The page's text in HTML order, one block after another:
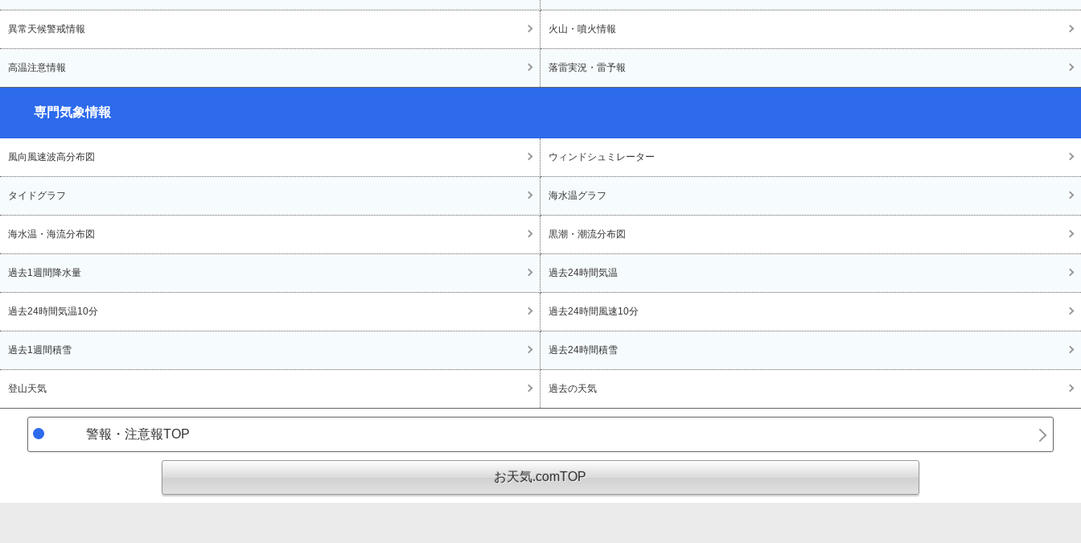
異常天候警戒情報 火山・噴火情報
高温注意情報 落雷実況・雷予報
専門気象情報
風向風速波高分布図 ウィンドシュミレーター
タイドグラフ 海水温グラフ
海水温・海流分布図 黒潮・潮流分布図
過去1週間降水量 過去24時間気温
過去24時間気温10分 過去24時間風速10分
過去1週間積雪 過去24時間積雪
登山天気 過去の天気
警報 ・注意報TOP
お天気.comTOP